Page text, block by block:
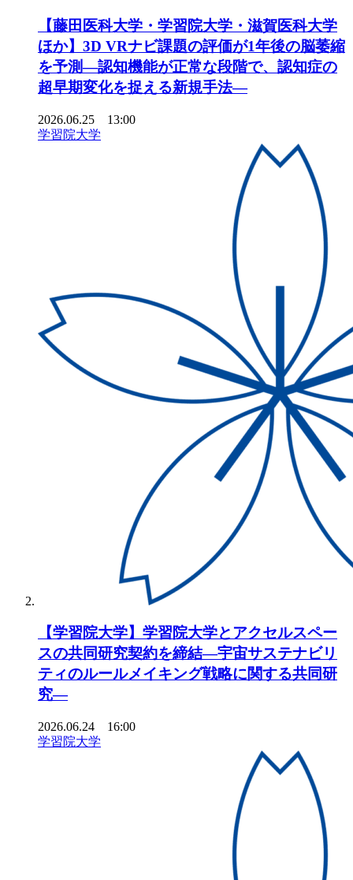
【藤田医科大学・学習院大学・滋賀医科大学
ほか】3D VRナビ課題の評価が1年後の脳萎縮
を予測―認知機能が正常な段階で、認知症の
超早期変化を捉える新規手法―
2026.06.25 13:00
学習院大学
【学習院大学】学習院大学とアクセルスペー
スの共同研究契約を締結―宇宙サステナビリ
ティのルールメイキング戦略に関する共同研
究―
2026.06.24 16:00
学習院大学